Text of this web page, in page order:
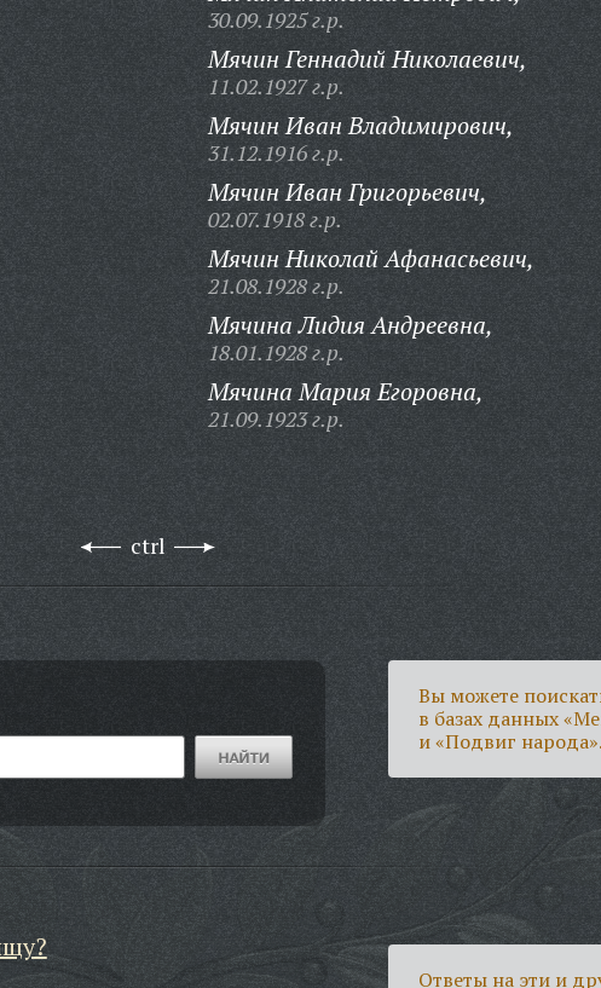
30.09.1925 г.р.
Мячин Геннадий Николаевич,
11.02.1927 г.р.
Мячин Иван Владимирович,
31.12.1916 г.р.
Мячин Иван Григорьевич,
02.07.1918 г.р.
Мячин Николай Афанасьевич,
21.08.1928 г.р.
Мячина Лидия Андреевна,
18.01.1928 г.р.
Мячина Мария Егоровна,
21.09.1923 г.р.
ctrl
Вы можете
в базах данных
и «Подвиг народа».
Ответы на эти и